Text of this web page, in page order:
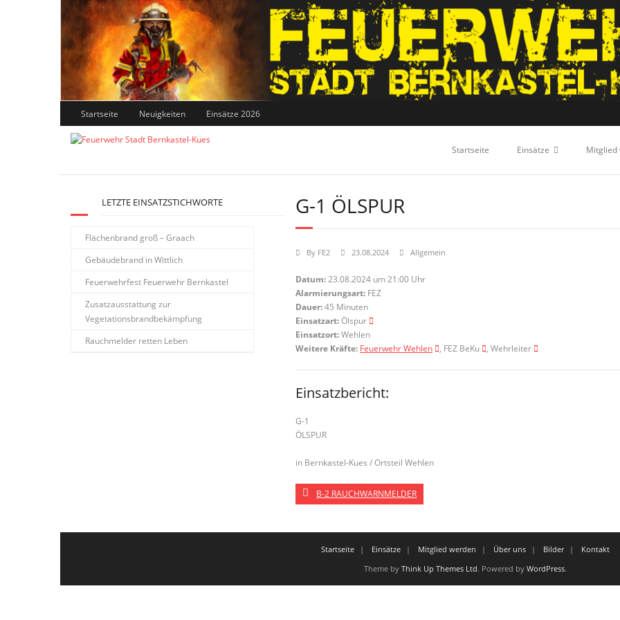
Skip
to
content
Startseite Neuigkeiten Einsätze 2026
Startseite Einsätze Mitglied
G-1 ÖLSPUR
By FE2 23.08.2024 Allgemein
Datum:23.08.2024 um 21:00 Uhr
Alarmierungsart: FEZ
Dauer:45 Minuten
Einsatzart:Ölspur
Einsatzort:Wehlen
Weitere Kräfte: Feuerwehr Wehlen , FEZ BeKu , Wehrleiter
Einsatzbericht:
G-1
ÖLSPUR
in Bernkastel-Kues / Ortsteil Wehlen
B-2 RAUCHWARNMELDER
LETZTE EINSATZSTICHWORTE
Flächenbrand groß – Graach
Gebäudebrand in Wittlich
Feuerwehrfest Feuerwehr Bernkastel
Zusatzausstattung zur
Vegetationsbrandbekämpfung
Rauchmelder retten Leben
Startseite Einsätze Mitglied werden Über uns Bilder
Kontakt
Theme by Think Up Themes Ltd. Powered by WordPress.